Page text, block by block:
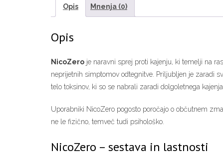
Opis Mnenja (0)
Opis
NicoZero je naravni sprej proti kajenju, ki temelji na
neprijetnih simptomov odtegnitve. Priljubljen je zaradi
telo toksinov, ki so se nabrali zaradi dolgoletnega kajenja.
Uporabniki NicoZero pogosto poročajo o občutnem
ne le fizično, temveč tudi psihološko.
NicoZero – sestava in lastnosti